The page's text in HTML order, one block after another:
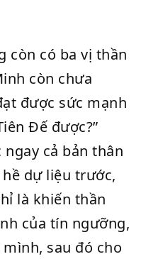
còn có ba vị thần
còn chưa
được sức mạnh
Đế được?”
ngay cả bản thân
dự liệu trước,
là khiến thần
của tín ngưỡng,
sau đó cho